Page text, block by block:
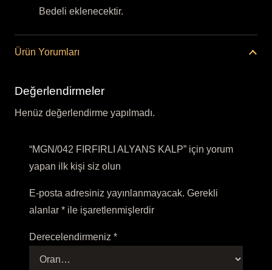
Bedeli eklenecektir.
Ürün Yorumları
Değerlendirmeler
Henüz değerlendirme yapılmadı.
“MGN/042 FIRFIRLI ALYANS KALP” için yorum
yapan ilk kişi siz olun
E-posta adresiniz yayınlanmayacak. Gerekli
alanlar * ile işaretlenmişlerdir
Derecelendirmeniz *